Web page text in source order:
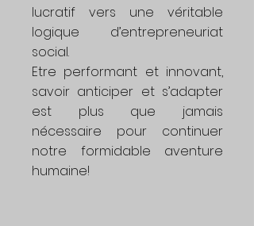
lucratif vers une véritable
logique d’entrepreneuriat
social.
Etre performant et innovant,
savoir anticiper et s’adapter
est plus que jamais
nécessaire pour continuer
notre formidable aventure
humaine!